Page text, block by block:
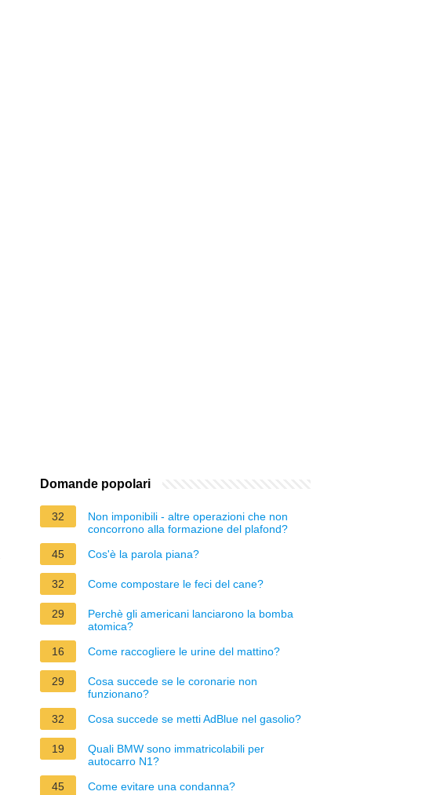
Domande popolari
32
Non imponibili - altre operazioni che non
concorrono alla formazione del plafond?
45
Cos'è la parola piana?
32 Come compostare le feci del cane?
29
Perchè gli americani lanciarono la bomba
atomica?
16
Come raccogliere le urine del mattino?
29
Cosa succede se le coronarie non
funzionano?
32
Cosa succede se metti AdBlue nel gasolio?
19
Quali BMW sono immatricolabili per
autocarro N1?
45
Come evitare una condanna?